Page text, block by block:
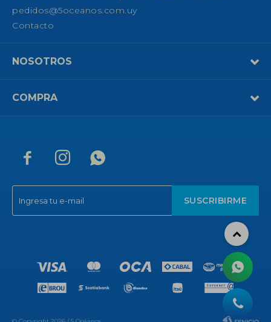
  
SUSCRIBIRME
pedidos@5oceanos.com.uy
Contacto
NOSOTROS
COMPRA